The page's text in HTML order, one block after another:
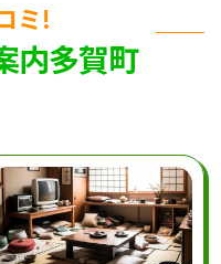
ミ!
内多賀町